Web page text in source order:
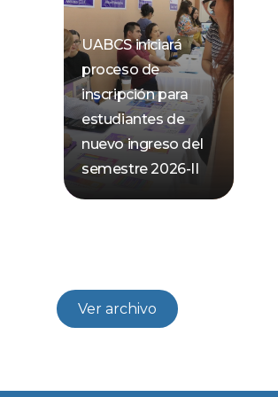
UABCS iniciará
proceso de
inscripción para
estudiantes de
nuevo ingreso del
semestre 2026-II
Ver archivo